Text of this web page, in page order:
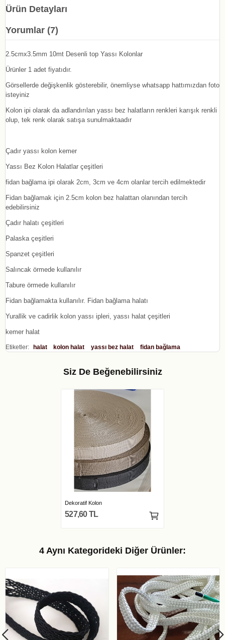
Ürün Detayları
Yorumlar (7)
2.5cmx3.5mm 10mt Desenli top Yassı Kolonlar
Ürünler 1 adet fiyatıdır.
Görsellerde değişkenlik gösterebilir, önemliyse whatsapp hattımızdan foto
isteyiniz
Kolon ipi olarak da adlandırılan yassı bez halatların renkleri karışık renkli
olup, tek renk olarak satışa sunulmaktaadır
Çadır yassı kolon kemer
Yassı Bez Kolon Halatlar çeşitleri
fidan bağlama ipi olarak 2cm, 3cm ve 4cm olanlar tercih edilmektedir
Fidan bağlamak için 2.5cm kolon bez halattan olanından tercih
edebilirsiniz
Çadır halatı çeşitleri
Palaska çeşitleri
Spanzet çeşitleri
Salıncak örmede kullanılır
Tabure örmede kullanılır
Fidan bağlamakta kullanılır. Fidan bağlama halatı
Yurallik ve cadirlik kolon yassı ipleri, yassı halat çeşitleri
kemer halat
Etiketler: halat kolon halat yassı bez halat fidan bağlama
Siz De Beğenebilirsiniz
Dekoratif Kolon
527,60 TL
4 Aynı Kategorideki Diğer Ürünler: